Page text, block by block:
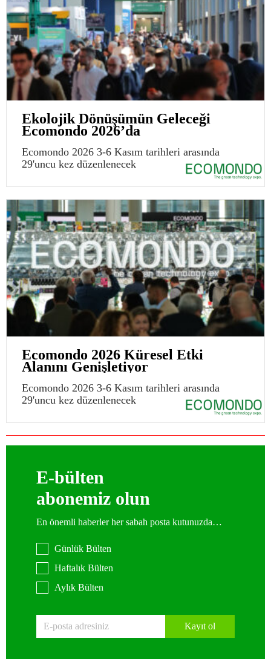
Ekolojik Dönüşümün Geleceği
Ecomondo 2026’da
Ecomondo 2026 3-6 Kasım tarihleri arasında
29'uncu kez düzenlenecek
Ecomondo 2026 Küresel Etki
Alanını Genişletiyor
Ecomondo 2026 3-6 Kasım tarihleri arasında
29'uncu kez düzenlenecek
E-bülten
abonemiz olun
En önemli haberler her sabah posta kutunuzda…
Günlük Bülten
Haftalık Bülten
Aylık Bülten
Kayıt ol